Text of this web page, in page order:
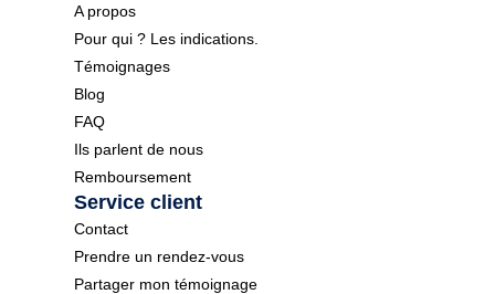
A propos
Pour qui ? Les indications.
Témoignages
Blog
FAQ
Ils parlent de nous
Remboursement
Service client
Contact
Prendre un rendez-vous
Partager mon témoignage